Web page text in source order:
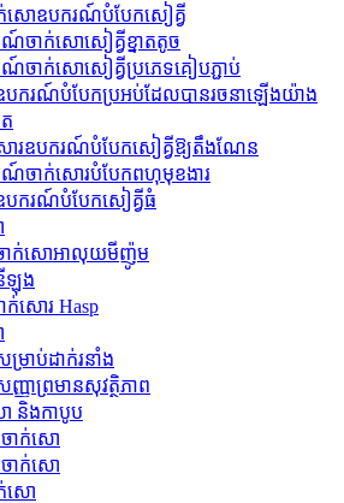
សោ​ឧបករណ៍​បំបែក​សៀគ្វី
ណ៍​ចាក់សោ​សៀគ្វី​ខ្នាតតូច
ចាក់សោ​សៀគ្វី​ប្រភេទ​គៀប​ភ្ជាប់
ករណ៍​បំបែក​ប្រអប់​ដែល​បាន​រចនា​ឡើង​យ៉ាង​
ោរឧបករណ៍បំបែកសៀគ្វីឱ្យតឹងណែន
ណ៍ចាក់សោរបំបែកពហុមុខងារ
បករណ៍​បំបែក​សៀគ្វី​ធំ
ាក់សោអាលុយមីញ៉ូម
ឡុង
ក់សោរ Hasp
ម្រាប់​ដាក់​រនាំង
ញ្ញាព្រមានសុវត្ថិភាព
និងកាបូប
ាក់សោ
ចាក់សោ
សោ